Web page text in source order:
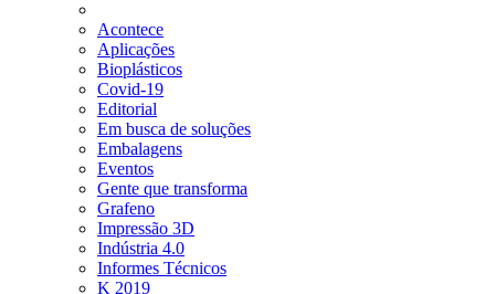
Acontece
Aplicações
Bioplásticos
Covid-19
Editorial
Em busca de soluções
Embalagens
Eventos
Gente que transforma
Grafeno
Impressão 3D
Indústria 4.0
Informes Técnicos
K 2019